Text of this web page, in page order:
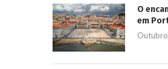
O
em